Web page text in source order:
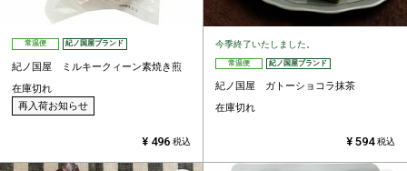
常温便 紀ノ国屋ブランド
紀ノ国屋 ミルキークィーン素焼き煎
在庫切れ
再入荷お知らせ
¥ 496 税込
今季終了いたしました。
常温便 紀ノ国屋ブランド
紀ノ国屋 ガトーショコラ抹茶
在庫切れ
¥ 594 税込